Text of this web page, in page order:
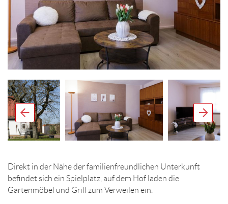
Direkt in der Nähe der familienfreundlichen Unterkunft
befindet sich ein Spielplatz, auf dem Hof laden die
Gartenmöbel und Grill zum Verweilen ein.